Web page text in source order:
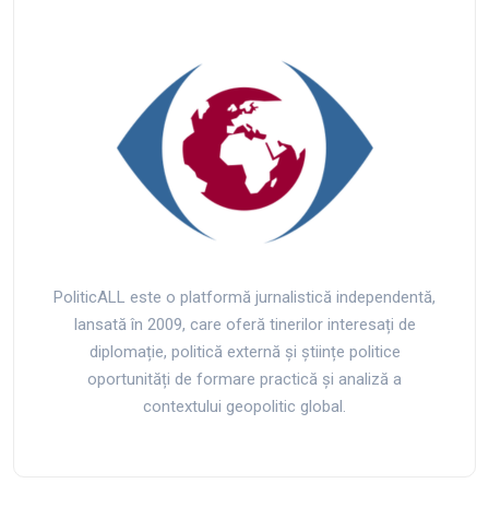
PoliticALL este o platformă jurnalistică independentă,
lansată în 2009, care oferă tinerilor interesați de
diplomație, politică externă și științe politice
oportunități de formare practică și analiză a
contextului geopolitic global.